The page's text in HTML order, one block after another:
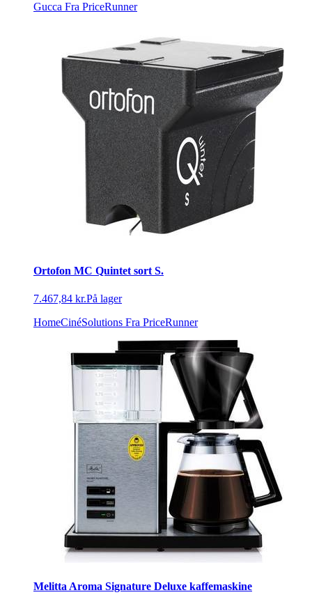
Gucca Fra PriceRunner
Ortofon MC Quintet sort S.
7.467,84 kr.På lager
HomeCinéSolutions Fra PriceRunner
Melitta Aroma Signature Deluxe kaffemaskine